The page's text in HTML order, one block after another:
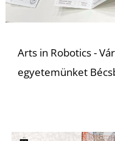
Arts in Robotics -
egyetemünket